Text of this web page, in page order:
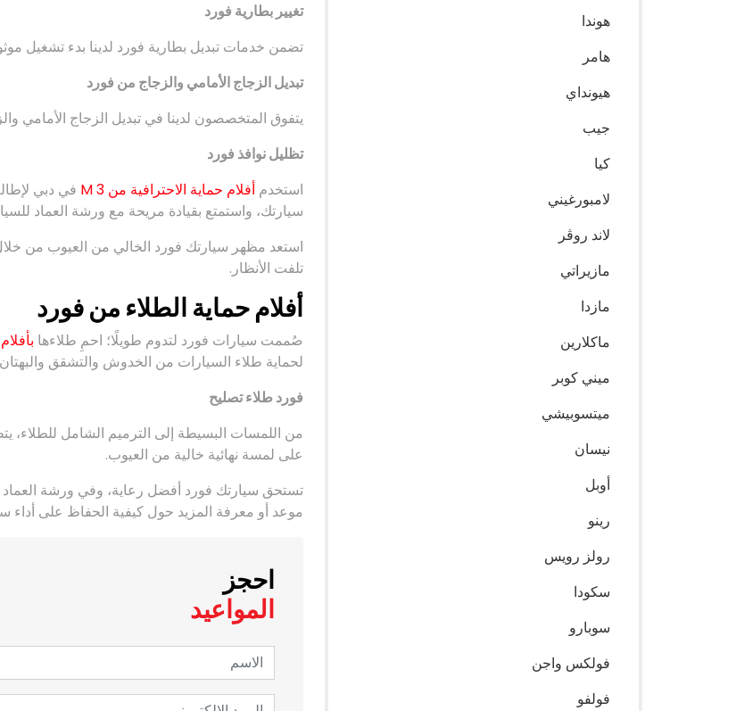
هوندا
هامر
هيونداي
جيب
كيا
لامبورغيني
لاند روڤر
مازيراتي
مازدا
ماكلارين
ميني كوبر
ميتسوبيشي
نيسان
أوبل
رينو
رولز رويس
سكودا
سوبارو
فولكس واجن
فولفو
تغيير بطارية فورد
تضمن خدمات تبديل بطارية فورد لدينا بدء تشغيل
تبديل الزجاج الأمامي والزجاج من فورد
يتفوق المتخصصون لدينا في تبديل الزجاج الأمامي
تظليل نوافذ فورد
استخدم أفلام حماية الاحترافية من 3 M
في دبي
سيارتك، واستمتع بقيادة مريحة مع ورشة العماد
استعد مظهر سيارتك فورد الخالي من العيوب من
تلفت الأنظار.
أفلام حماية الطلاء من فورد
صُممت سيارات فورد لتدوم طويلًا؛ احمِ طلاءها
لحماية طلاء السيارات من الخدوش والتشقق
فورد طلاء تصليح
من اللمسات البسيطة إلى الترميم الشامل للطلاء،
على لمسة نهائية خالية من العيوب.
تستحق سيارتك فورد أفضل رعاية، وفي ورشة العماد
موعد أو معرفة المزيد حول كيفية الحفاظ على أداء
احجز
المواعيد